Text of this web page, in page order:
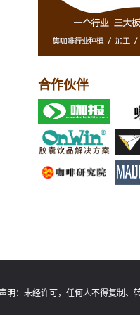
合作伙伴
明： 未经许可，任何人不得复制、